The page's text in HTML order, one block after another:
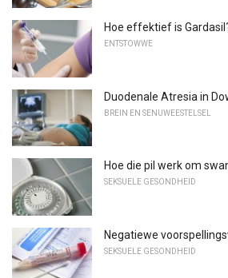
Hoe effektief is
ENTSTOWWE
Duodenale Atresia in
BREIN EN SENUWEESTELSEL
Hoe die pil werk om
SEKSUELE GESONDHEID
Negatiewe
SEKSUELE GESONDHEID